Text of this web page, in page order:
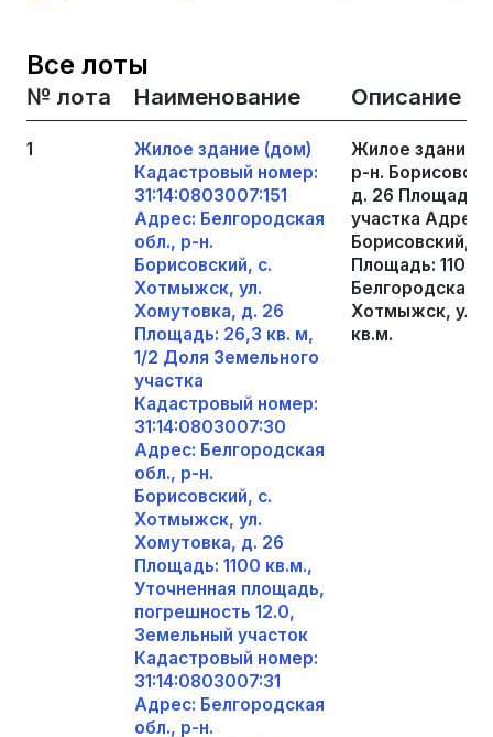
Все лоты
№ лота Наименование Описание
1
Жилое здание (дом)
Кадастровый номер:
31:14:0803007:151
Адрес: Белгородская
обл., р-н.
Борисовский, с.
Хотмыжск, ул.
Хомутовка, д. 26
Площадь: 26,3 кв. м,
1/2 Доля Земельного
участка
Кадастровый номер:
31:14:0803007:30
Адрес: Белгородская
обл., р-н.
Борисовский, с.
Хотмыжск, ул.
Хомутовка, д. 26
Площадь: 1100 кв.м.,
Уточненная площадь,
погрешность 12.0,
Земельный участок
Кадастровый номер:
31:14:0803007:31
Адрес: Белгородская
обл., р-н.
Жилое здание
р-н.
д. 26 Площадь:
участка Адрес:
Борисовский,
Площадь: 1100
Белгородская
Хотмыжск, ул.
кв.м.